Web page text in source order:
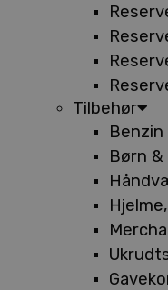
Tilbehør
Benzin
Børn